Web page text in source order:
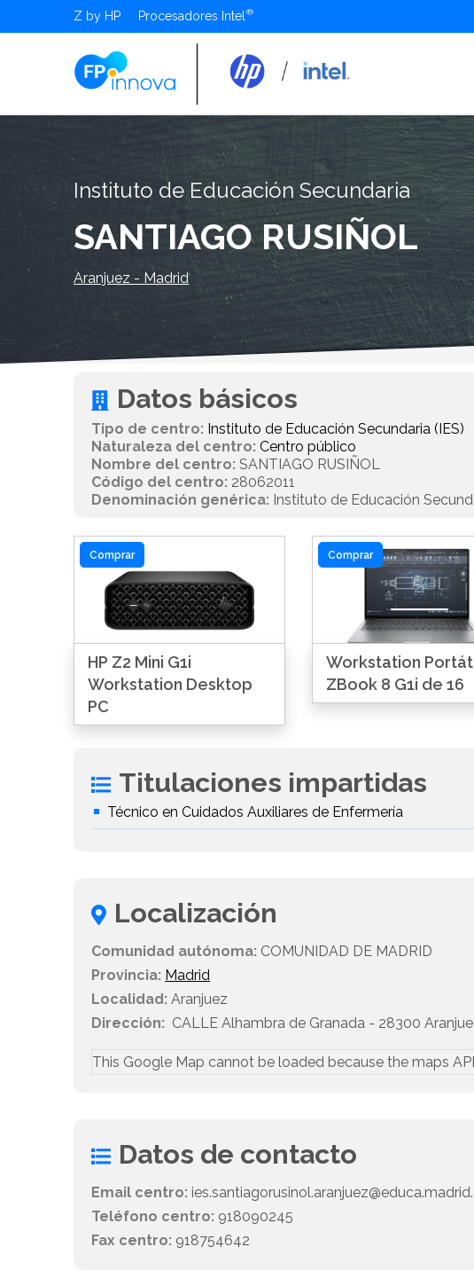
Z by HP Procesadores Intel
Instituto de Educación Secundaria
SANTIAGO RUSIÑOL
Aranjuez - Madrid
Datos básicos
Tipo de centro: Instituto de Educación Secundaria (IES)
Naturaleza del centro: Centro público
Nombre del centro: SANTIAGO RUSIÑOL
Código del centro: 28062011
Denominación genérica: Instituto de Educación
Comprar
HP Z2 Mini G1i
Workstation Desktop
PC
Comprar
Workstation
ZBook 8 G1i de 16
Titulaciones impartidas
Técnico en Cuidados Auxiliares de Enfermería
Localización
Comunidad autónoma: COMUNIDAD DE MADRID
Provincia: Madrid
Localidad: Aranjuez
Dirección: CALLE Alhambra de Granada - 28300
This Google Map cannot be loaded because the maps
Datos de contacto
Email centro:
Teléfono centro: 918090245
Fax centro: 918754642